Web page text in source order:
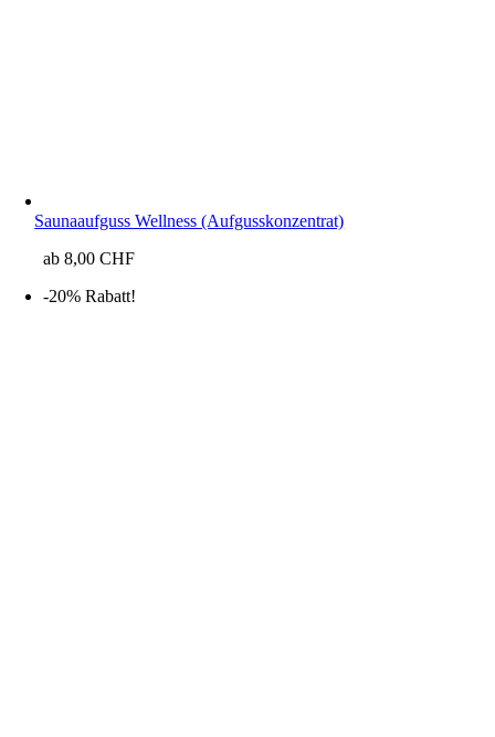
Saunaaufguss Wellness (Aufgusskonzentrat)
ab8,00CHF
-20% Rabatt!